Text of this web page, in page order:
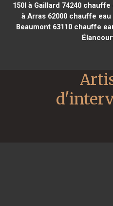
150l à Gaillard 74240 chauffe
à Arras 62000chauffe eau
Beaumont 63110 chauffe